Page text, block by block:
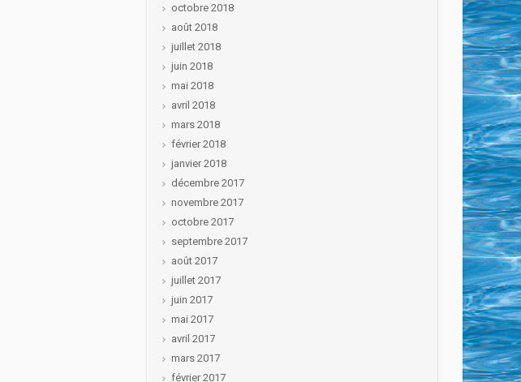
octobre 2018
août 2018
juillet 2018
juin 2018
mai 2018
avril 2018
mars 2018
février 2018
janvier 2018
décembre 2017
novembre 2017
octobre 2017
septembre 2017
août 2017
juillet 2017
juin 2017
mai 2017
avril 2017
mars 2017
février 2017